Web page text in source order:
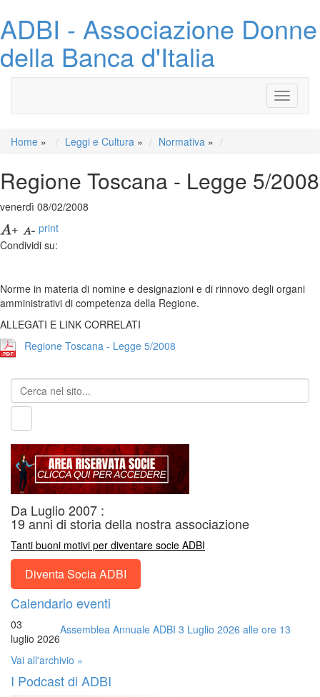
ADBI - Associazione Donne
della Banca d'Italia
Toggle
Home » Leggi e Cultura » Normativa »
Regione Toscana - Legge 5/2008
venerdì 08/02/2008
print
Condividi su:
Norme in materia di nomine e designazioni e di rinnovo degli organi
amministrativi di competenza della Regione.
ALLEGATI E LINK CORRELATI
Regione Toscana - Legge 5/2008
Da Luglio 2007 :
19 anni di storia della nostra associazione
Tanti buoni motivi per diventare socie ADBI
Diventa Socia ADBI
Calendario eventi
03
luglio 2026
Assemblea Annuale ADBI 3 Luglio 2026 alle ore 13
Vai all'archivio »
I Podcast di ADBI